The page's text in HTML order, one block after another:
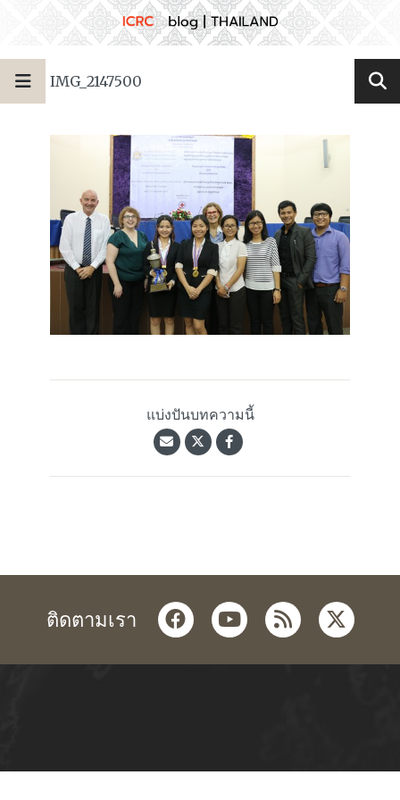
IMG_2147500
แบ่งปันบทความนี้
ติดตามเรา facebookyoutube
rss twitter